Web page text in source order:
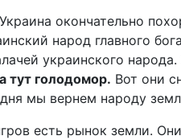
окончательно
народ главного
украинского
тут голодомор. Вот они
мы вернем народу
есть рынок земли.